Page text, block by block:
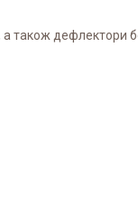
а також дефлектори